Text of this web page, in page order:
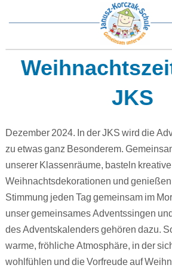
JKS
Dezember 2024. In der JKS wird die
zu etwas ganz Besonderem.
unserer Klassenräume, basteln kreative
Weihnachtsdekorationen und
Stimmung jeden Tag gemeinsam im
unser gemeinsames Adventssingen
des Adventskalenders gehören dazu.
warme, fröhliche Atmosphäre, in der
wohlfühlen und die Vorfreude auf